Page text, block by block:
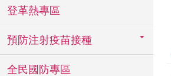
登革熱專區
預防注射疫苗接種
全民國防專區